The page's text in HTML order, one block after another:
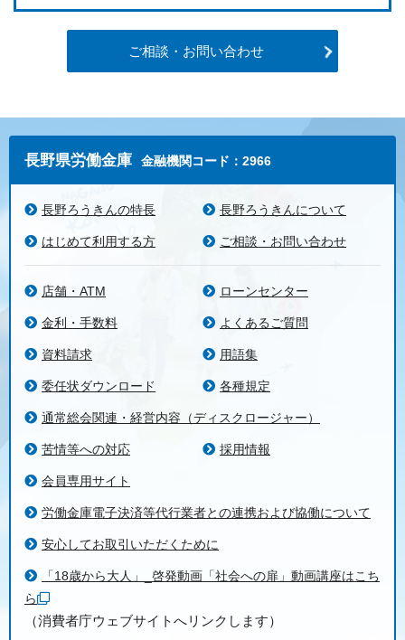
ご相談・お問い合わせ
長野県労働金庫 金融機関コード：2966
長野ろうきんの特長 長野ろうきんについて
はじめて利用する方 ご相談・お問い合わせ
店舗・ATM ローンセンター
金利・手数料 よくあるご質問
資料請求 用語集
委任状ダウンロード 各種規定
通常総会関連・経営内容（ディスクロージャー）
苦情等への対応 採用情報
会員専用サイト
労働金庫電子決済等代行業者との連携および協働について
安心してお取引いただくために
「18歳から大人」_啓発動画「社会への扉」動画講座はこち
ら
（消費者庁ウェブサイトへリンクします）